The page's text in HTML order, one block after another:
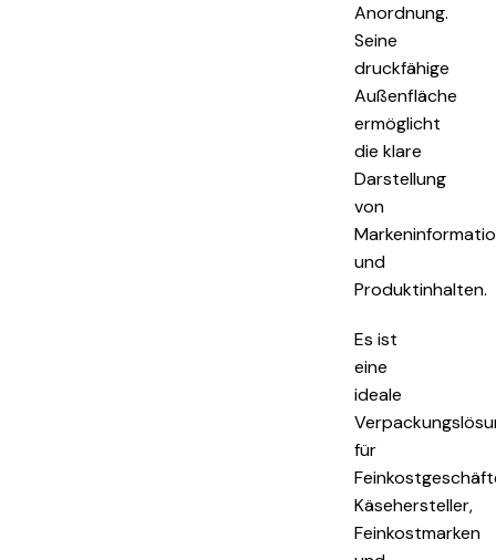
Anordnung.
Seine
druckfähige
Außenfläche
ermöglicht
die klare
Darstellung
von
und
Produktinhalten.
Es ist
eine
ideale
für
Käsehersteller,
Feinkostmarken